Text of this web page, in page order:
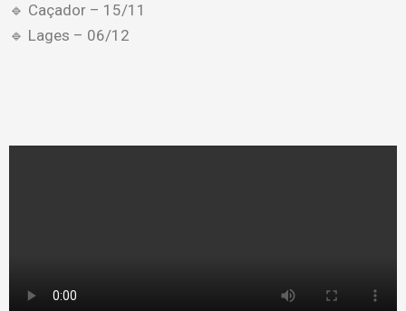
🔹 Caçador – 15/11
🔹 Lages – 06/12